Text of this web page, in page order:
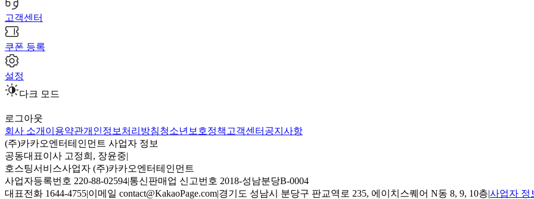
고객센터
쿠폰 등록
설정
다크 모드
로그아웃
회사 소개 이용약관개인정보처리방침청소년보호정책 고객센터 공지사항
(주)카카오엔터테인먼트 사업자 정보
공동대표이사 고정희, 장윤중|
호스팅서비스사업자 (주)카카오엔터테인먼트
사업자등록번호 220-88-02594|통신판매업 신고번호 2018-성남분당B-0004
대표전화 1644-4755|이메일 contact@KakaoPage.com|경기도 성남시 분당구 판교역로 235, 에이치스퀘어 N동 8, 9, 10층|사업자 정